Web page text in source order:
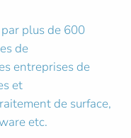
plus de 600
de
entreprises de
et
de surface,
etc.